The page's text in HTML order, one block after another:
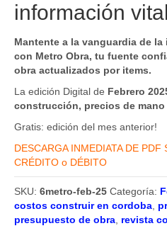
información
Mantente a la vanguardia de
con Metro Obra, tu fuente
obra actualizados por items.
La edición Digital de Febrero
construcción, precios de mano
Gratis: edición del mes anterior!
DESCARGA INMEDIATA DE PDF
CRÉDITO o DÉBITO
SKU: 6metro-feb-25 Categoría:
costos construir en cordoba,
presupuesto de obra, revista